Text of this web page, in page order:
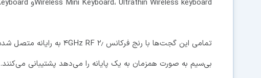
Wireless Mini Keyboard، Ultrathin Wireless keyboardو Wireless Elite v۲ Keyboard.
بی‌سیم به صورت همزمان به یک پایانه را می‌دهد پشتیبانی می‌کنند.